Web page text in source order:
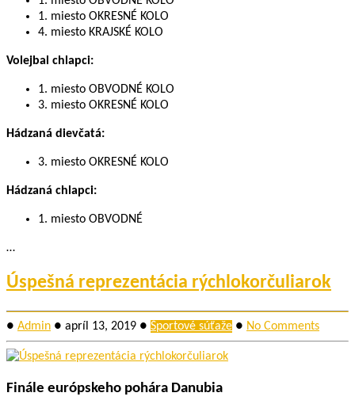
1. miesto OKRESNÉ KOLO
4. miesto KRAJSKÉ KOLO
Volejbal chlapci:
1. miesto OBVODNÉ KOLO
3. miesto OKRESNÉ KOLO
Hádzaná dievčatá:
3. miesto OKRESNÉ KOLO
Hádzaná chlapci:
1. miesto OBVODNÉ
…
Úspešná reprezentácia rýchlokorčuliarok
● Admin ● apríl 13, 2019 ● Športové súťaže ● No Comments
Finále európskeho pohára Danubia